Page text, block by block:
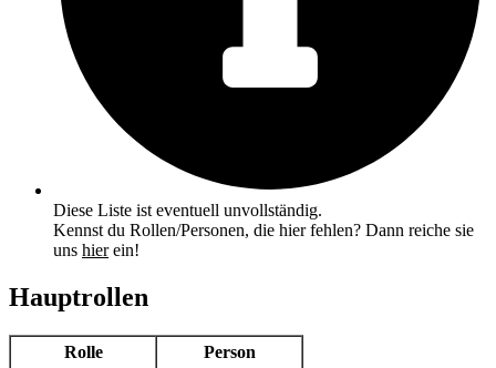
Diese Liste ist eventuell unvollständig.
Kennst du Rollen/Personen, die hier fehlen? Dann reiche sie
uns hierein!
Hauptrollen
Rolle
Person